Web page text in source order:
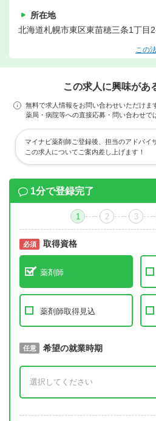
所在地
北海道札幌市東区東苗穂三条1丁目
この
この求人に興味があ
無料で求人情報をお問い合わせいただけま
薬局・病院等への直接応募・問い合わせで
マイナビ薬剤師ご登録後、担当のアドバイ
この求人についてご案内差し上げます！
1分で登録完了
1 2 3
必須 取得資格
薬剤師
薬剤師取得見込
必須 取得予定年
任意 希望の就業時期